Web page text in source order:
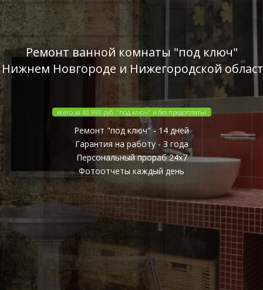
Ремонт ванной комнаты "под ключ"
Новгороде и Нижегородской
всего за 43 990 руб. "под ключ" и без предоплаты!
Ремонт "под ключ" - 14 дней
Гарантия на работу - 3 года
Персональный прораб 24x7
Фотоотчеты каждый день